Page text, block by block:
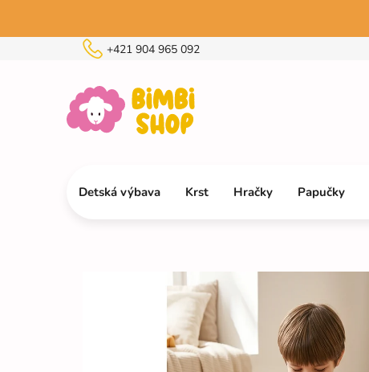
+421 904 965 092
Detská výbava Krst Hračky Papučky